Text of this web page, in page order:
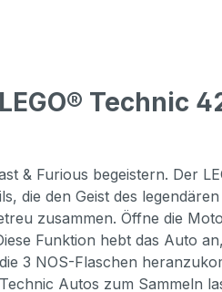
Technic
& Furious begeistern. Der
die den Geist des
zusammen. Öffne die
Funktion hebt das Auto
3 NOS-Flaschen
Autos zum